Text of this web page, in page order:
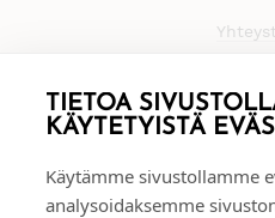
TIETOA
KÄYTETYISTÄ
Käytämme sivustollamme
analysoidaksemme